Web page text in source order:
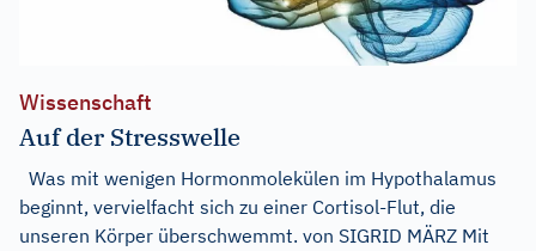
Wissenschaft
Auf der Stresswelle
Was mit wenigen Hormonmolekülen im Hypothalamus
beginnt, vervielfacht sich zu einer Cortisol-Flut, die
unseren Körper überschwemmt. von SIGRID MÄRZ Mit